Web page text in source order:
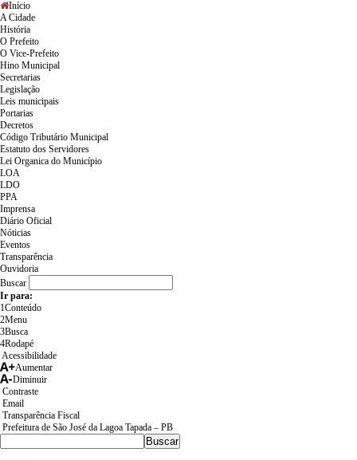
Início
A Cidade
História
O Prefeito
O Vice-Prefeito
Hino Municipal
Secretarias
Legislação
Leis municipais
Portarias
Decretos
Código Tributário Municipal
Estatuto dos Servidores
Lei Organica do Município
LOA
LDO
PPA
Imprensa
Diário Oficial
Nóticias
Eventos
Transparência
Ouvidoria
Buscar
Ir para:
1Conteúdo
2Menu
3Busca
4Rodapé
Acessibilidade
Aumentar
Diminuir
Contraste
Email
Transparência Fiscal
Prefeitura de São José da Lagoa Tapada – PB